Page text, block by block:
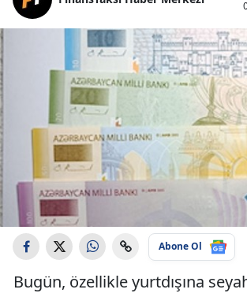
Abone Ol
Bugün, özellikle yurtdışına